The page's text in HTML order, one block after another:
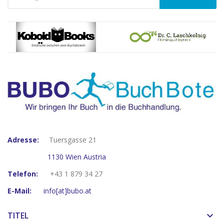
Adresse:
Tuersgasse 21
1130 Wien Austria
Telefon:
+43 1 879 34 27
E-Mail:
info[at]bubo.at
TITEL keyboard_arrow_down